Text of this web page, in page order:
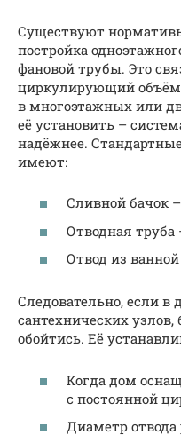
Существуют
постройка
фановой трубы. Это
циркулирующий
в многоэтажных или
её установить –
надёжнее.
имеют:
Сливной бачок
Отводная труба
Отвод из
Следовательно, если
сантехнических
обойтись. Её
Когда дом
с постоянной
Диаметр